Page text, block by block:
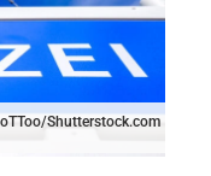
Shutterstock.com